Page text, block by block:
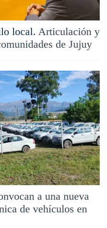
local. Articulación y
de Jujuy
a una nueva
de vehículos en